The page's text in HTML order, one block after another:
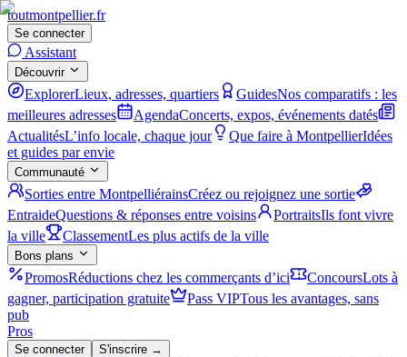
toutmontpellier.fr
Se connecter
Assistant
Découvrir
ExplorerLieux, adresses, quartiers GuidesNos comparatifs : les
meilleures adresses
AgendaConcerts, expos, événements datés
ActualitésL’info locale, chaque jour Que faire à MontpellierIdées
et guides par envie
Communauté
Sorties entre MontpelliérainsCréez ou rejoignez une sortie
EntraideQuestions & réponses entre voisins PortraitsIls font vivre
la ville
ClassementLes plus actifs de la ville
Bons plans
PromosRéductions chez les commerçants d’ici ConcoursLots à
gagner, participation gratuite
Pass VIPTous les avantages, sans
pub
Pros
Se connecter S'inscrire →